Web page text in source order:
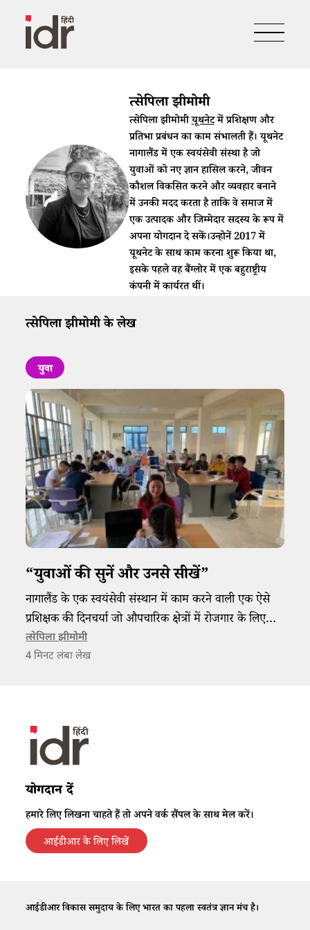
त्सेपिला झीमोमी
त्सेपिला झीमोमीयूथनेटमें प्रशिक्षण और
प्रतिभा प्रबंधन का काम संभालती हैं। यूथनेट
नागालैंड में एक स्वयंसेवी संस्था है जो
युवाओं को नए ज्ञान हासिल करने, जीवन
कौशल विकसित करने और व्यवहार बनाने
में उनकी मदद करता है ताकि वे समाज में
एक उत्पादक और जिम्मेदार सदस्य के रूप में
अपना योगदान दे सकें।उन्होनें 2017 में
यूथनेट के साथ काम करना शुरू किया था,
इसके पहले वह बैंग्लोर में एक बहुराष्ट्रीय
कंपनी में कार्यरत थीं।
त्सेपिला झीमोमी के लेख
युवा
“युवाओं की सुनें और उनसे सीखें”
नागालैंड के एक स्वयंसेवी संस्थान में काम करने वाली एक ऐसे
प्रशिक्षक की दिनचर्या जो औपचारिक क्षेत्रों में रोजगार के लिए
आवश्यक कौशल सीखने में वहाँ के युवाओं की मदद करती है।
त्सेपिला झीमोमी
4 मिनट लंबा लेख
योगदान दें
हमारे लिए लिखना चाहते हैं तो अपने वर्क सैंपल के साथ मेल करें।
आईडीआर के लिए लिखें
आईडीआर विकास समुदाय के लिए भारत का पहला स्वतंत्र ज्ञान मंच है।